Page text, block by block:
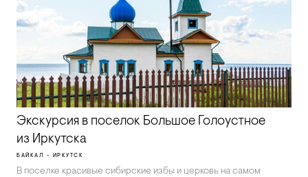
Экскурсия в поселок Большое Голоустное
из Иркутска
БАЙКАЛ - ИРКУТСК
В поселке красивые сибирские избы и церковь на самом